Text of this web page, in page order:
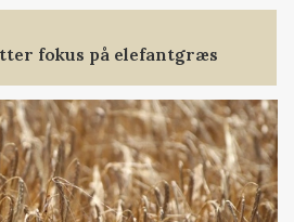
fokus på elefantgræs